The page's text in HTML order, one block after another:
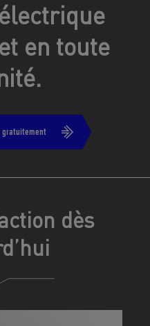
en toute
gratuitement
dès